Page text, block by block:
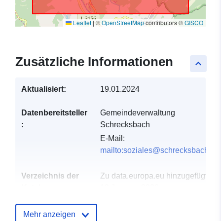
Leaflet |©OpenStreetMapcontributors ©GISCO
keyboard_arrow_up
Zusätzliche Informationen
Aktualisiert: 19.01.2024
Datenbereitsteller
:
Gemeindeverwaltung
Schrecksbach
E-Mail:
mailto:soziales@schrecksbach.de
Verzeichnis der
Zu data.europa.eu hinzugefügt:
Mehr anzeigen